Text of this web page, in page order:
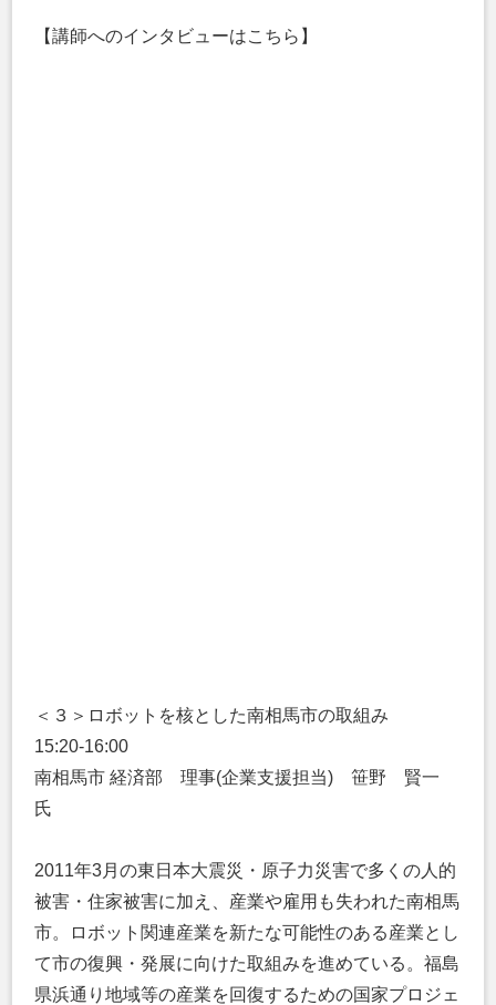
【講師へのインタビューはこちら】
＜３＞ロボットを核とした南相馬市の取組み
15:20-16:00
南相馬市 経済部 理事(企業支援担当) 笹野 賢一
氏
2011年3月の東日本大震災・原子力災害で多くの人的
被害・住家被害に加え、産業や雇用も失われた南相馬
市。ロボット関連産業を新たな可能性のある産業とし
て市の復興・発展に向けた取組みを進めている。福島
県浜通り地域等の産業を回復するための国家プロジェ